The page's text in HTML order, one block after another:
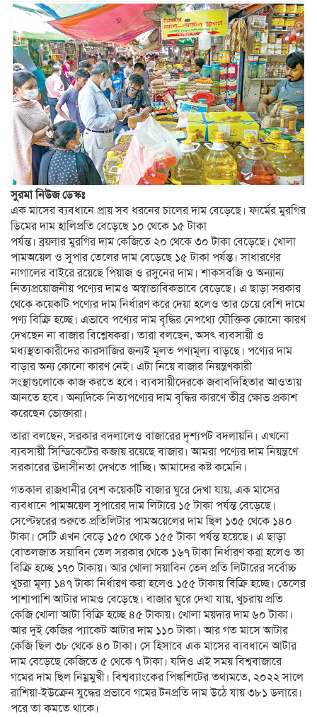
সুরমা নিউজ ডেস্কঃ
এক মাসের ব্যবধানে প্রায় সব ধরনের চালের দাম বেড়েছে। ফার্মের মুরগির
ডিমের দাম হালিপ্রতি বেড়েছে ১০ থেকে ১৫ টাকা
পর্যন্ত। ব্রয়লার মুরগির দাম কেজিতে ২০ থেকে ৩০ টাকা বেড়েছে। খোলা
পামঅয়েল ও সুপার তেলের দাম বেড়েছে ১৫ টাকা পর্যন্ত। সাধারণের
নাগালের বাইরে রয়েছে পিয়াজ ও রসুনের দাম। শাকসবজি ও অন্যান্য
নিত্যপ্রয়োজনীয় পণ্যের দামও অস্বাভাবিকভাবে বেড়েছে। এ ছাড়া সরকার
থেকে কয়েকটি পণ্যের দাম নির্ধারণ করে দেয়া হলেও তার চেয়ে বেশি দামে
পণ্য বিক্রি হচ্ছে। এভাবে পণ্যের দাম বৃদ্ধির নেপথ্যে যৌক্তিক কোনো কারণ
দেখছেন না বাজার বিশ্লেষকরা। তারা বলছেন, অসৎ ব্যবসায়ী ও
মধ্যস্থতাকারীদের কারসাজির জন্যই মূলত পণ্যমূল্য বাড়ছে। পণ্যের দাম
বাড়ার অন্য কোনো কারণ নেই। এটা নিয়ে বাজার নিয়ন্ত্রণকারী
সংস্থাগুলোকে কাজ করতে হবে। ব্যবসায়ীদেরকে জবাবদিহিতার আওতায়
আনতে হবে। অন্যদিকে নিত্যপণ্যের দাম বৃদ্ধির কারণে তীব্র ক্ষোভ প্রকাশ
করেছেন ভোক্তারা।
তারা বলছেন, সরকার বদলালেও বাজারের দৃশ্যপট বদলায়নি। এখনো
ব্যবসায়ী সিন্ডিকেটের কব্জায় রয়েছে বাজার। আমরা পণ্যের দাম নিয়ন্ত্রণে
সরকারের উদাসীনতা দেখতে পাচ্ছি। আমাদের কষ্ট কমেনি।
গতকাল রাজধানীর বেশ কয়েকটি বাজার ঘুরে দেখা যায়, এক মাসের
ব্যবধানে পামঅয়েল সুপারের দাম লিটারে ১৫ টাকা পর্যন্ত বেড়েছে।
সেপ্টেম্বরের শুরুতে প্রতিলিটার পামঅয়েলের দাম ছিল ১৩৫ থেকে ১৪০
টাকা। সেটি এখন বেড়ে ১৫০ থেকে ১৫৫ টাকা পর্যন্ত হয়েছে। এ ছাড়া
বোতলজাত সয়াবিন তেল সরকার থেকে ১৬৭ টাকা নির্ধারণ করা হলেও তা
বিক্রি হচ্ছে ১৭০ টাকায়। আর খোলা সয়াবিন তেল প্রতি লিটারের সর্বোচ্চ
খুচরা মূল্য ১৪৭ টাকা নির্ধারণ করা হলেও ১৫৫ টাকায় বিক্রি হচ্ছে। তেলের
পাশাপাশি আটার দামও বেড়েছে। বাজার ঘুরে দেখা যায়, খুচরায় প্রতি
কেজি খোলা আটা বিক্রি হচ্ছে ৪৫ টাকায়। খোলা ময়দার দাম ৬০ টাকা।
আর দুই কেজির প্যাকেট আটার দাম ১১০ টাকা। আর গত মাসে আটার
কেজি ছিল ৩৮ থেকে ৪০ টাকা। সে হিসাবে এক মাসের ব্যবধানে আটার
দাম বেড়েছে কেজিতে ৫ থেকে ৭ টাকা। যদিও এই সময় বিশ্ববাজারে
গমের দাম ছিল নিম্নমুখী। বিশ্বব্যাংকের পিঙ্কশিটের তথ্যমতে, ২০২২ সালে
রাশিয়া-ইউক্রেন যুদ্ধের প্রভাবে গমের টনপ্রতি দাম উঠে যায় ৩৮১ ডলারে।
পরে তা কমতে থাকে।